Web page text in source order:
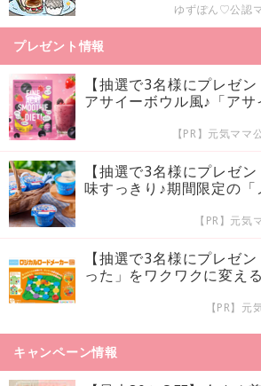
ゆずぽん♡公認
プレゼント情報
【抽選で3名様にプレゼ
アサイーボウル風♪「アサ
【PR】元気ママ
【抽選で3名様にプレゼ
味すっきり♪期間限定の「
【PR】元気
【抽選で3名様にプレゼ
った」をワクワクに変え
【PR】元
キャンペーン情報